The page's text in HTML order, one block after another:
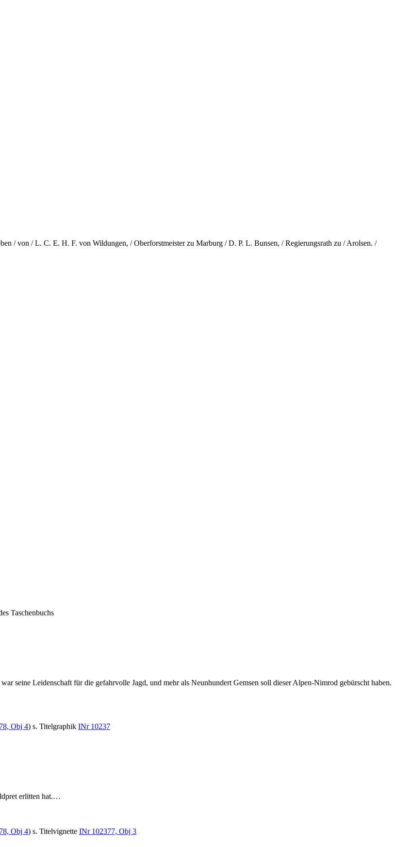
/ von / L. C. E. H. F. von Wildungen, / Oberforstmeister zu Marburg / D. P. L. Bunsen, / Regierungsrath zu / Arolsen. /
Taschenbuchs
seine Leidenschaft für die gefahrvolle Jagd, und mehr als Neunhundert Gemsen soll dieser Alpen-Nimrod gebürscht haben.
Obj 4) s. Titelgraphik INr 10237
erlitten hat.…
Obj 4) s. Titelvignette INr 102377, Obj 3